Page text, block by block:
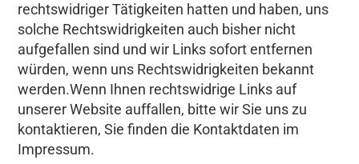
rechtswidriger Tätigkeiten hatten und haben, uns
solche Rechtswidrigkeiten auch bisher nicht
aufgefallen sind und wir Links sofort entfernen
würden, wenn uns Rechtswidrigkeiten bekannt
werden.Wenn Ihnen rechtswidrige Links auf
unserer Website auffallen, bitte wir Sie uns zu
kontaktieren, Sie finden die Kontaktdaten im
Impressum.